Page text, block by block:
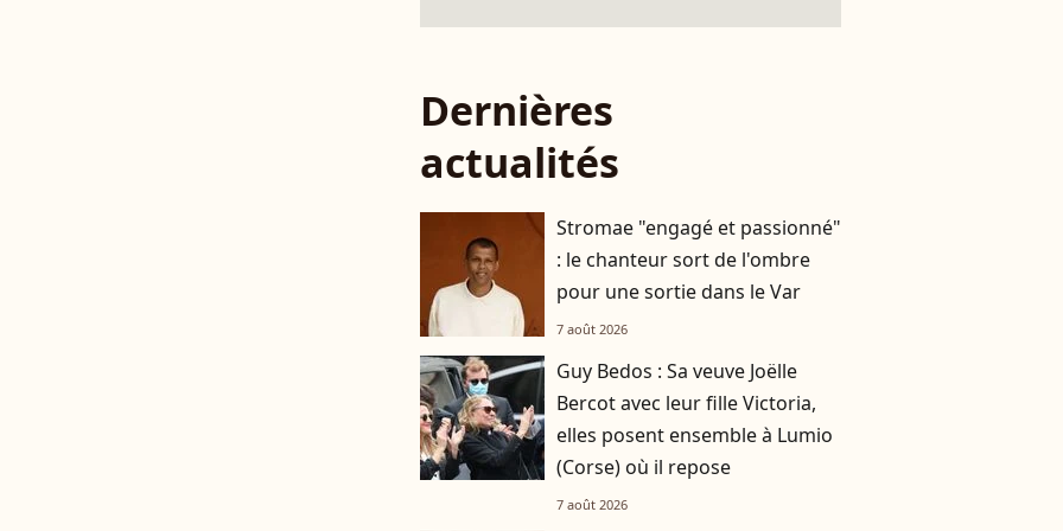
Dernières
actualités
Stromae "engagé et passionné"
: le chanteur sort de l'ombre
pour une sortie dans le Var
7 août 2026
Guy Bedos : Sa veuve Joëlle
Bercot avec leur fille Victoria,
elles posent ensemble à Lumio
(Corse) où il repose
7 août 2026